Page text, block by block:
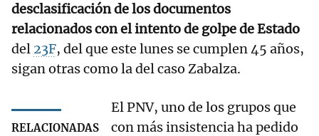
desclasificación de los documentos
relacionados con el intento de golpe de Estado
del 23F, del que este lunes se cumplen 45 años,
sigan otras como la del caso Zabalza.
RELACIONADAS
El PNV, uno de los grupos que
con más insistencia ha pedido